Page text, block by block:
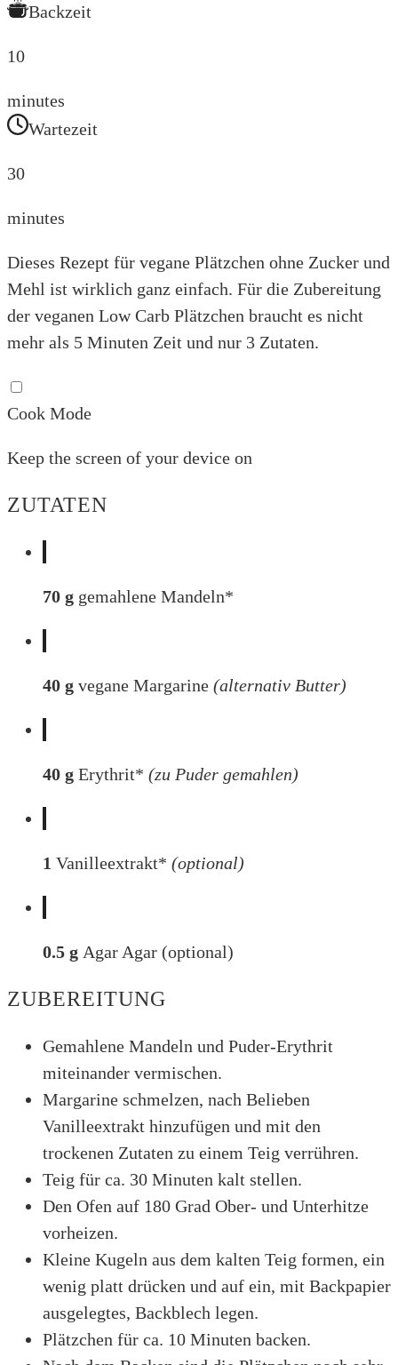
Backzeit
10
minutes
Wartezeit
30
minutes
Dieses Rezept für vegane Plätzchen ohne Zucker und
Mehl ist wirklich ganz einfach. Für die Zubereitung
der veganen Low Carb Plätzchen braucht es nicht
mehr als 5 Minuten Zeit und nur 3 Zutaten.
Cook Mode
Keep the screen of your device on
ZUTATEN
70 g gemahlene Mandeln*
40 g vegane Margarine (alternativ Butter)
40 g Erythrit* (zu Puder gemahlen)
1 Vanilleextrakt* (optional)
0.5 g Agar Agar (optional)
ZUBEREITUNG
Gemahlene Mandeln und Puder-Erythrit
miteinander vermischen.
Margarine schmelzen, nach Belieben
Vanilleextrakt hinzufügen und mit den
trockenen Zutaten zu einem Teig verrühren.
Teig für ca. 30 Minuten kalt stellen.
Den Ofen auf 180 Grad Ober- und Unterhitze
vorheizen.
Kleine Kugeln aus dem kalten Teig formen, ein
wenig platt drücken und auf ein, mit Backpapier
ausgelegtes, Backblech legen.
Plätzchen für ca. 10 Minuten backen.